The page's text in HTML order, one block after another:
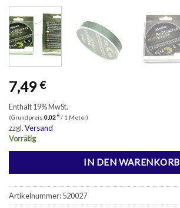
7,49€
Enthält 19% MwSt.
(Grundpreis:0,02 €/ 1 Meter)
zzgl.Versand
Vorrätig
IN DEN WARENKORB
Artikelnummer:520027